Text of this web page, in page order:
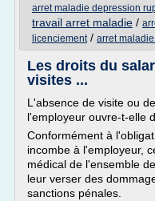
arret maladie depression
travail arret maladie /
licenciement/ arret
Les droits du
visites ...
L'absence de visite ou
l'employeur ouvre-t-elle
Conformément à
incombe à l'employeur,
médical de l'ensemble
leur verser des
sanctions pénales.